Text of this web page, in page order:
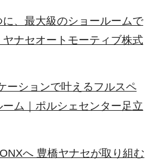
、最大級のショールームで
ヤナセオートモーティブ株式
ーションで叶えるフルスペ
ム｜ポルシェセンター足立
へ 豊橋ヤナセが取り組む